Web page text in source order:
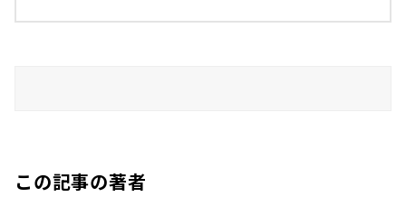
この記事の著者